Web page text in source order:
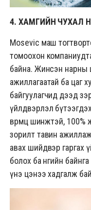
4. ХАМГИЙН ЧУХАЛ
Mosevic маш
томоохон
байна. Жинсэн нарны
ажиллагаатай ба цаг
байгуулагчид дээд
үйлдвэрлэл
өвөрмөц шинжтэй,
зорилт тавин
авах шийдвэр гаргах
болох ба өнөөгийн
үнэ цэнээ хадгалж